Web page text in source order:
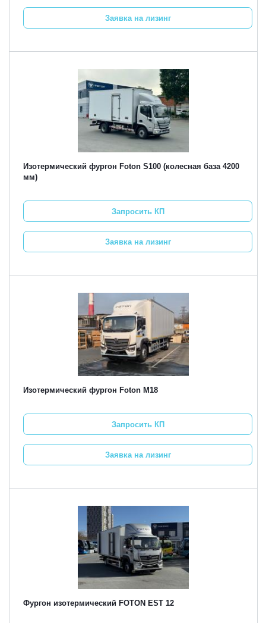
Заявка на лизинг
Изотермический фургон Foton S100 (колесная база 4200
мм)
Запросить КП
Заявка на лизинг
Изотермический фургон Foton M18
Запросить КП
Заявка на лизинг
Фургон изотермический FOTON EST 12